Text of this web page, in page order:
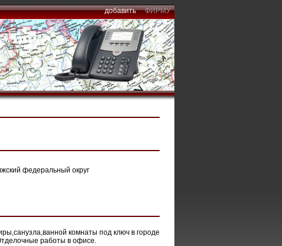
добавить ФИРМУ
федеральный округ
комнаты под ключ в городе
работы в офисе.